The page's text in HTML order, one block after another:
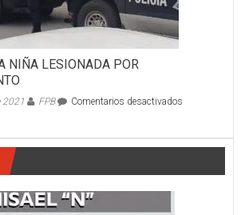
NIÑA LESIONADA POR
2021 FPB Comentarios desactivadosen
LESIONADA